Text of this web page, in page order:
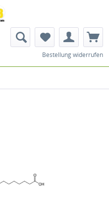
Bestellung widerrufen